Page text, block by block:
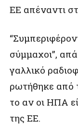
ΕΕ απέναντι
σύμμαχοι”,
γαλλικό
ρωτήθηκε από
το αν οι ΗΠΑ
της ΕΕ.